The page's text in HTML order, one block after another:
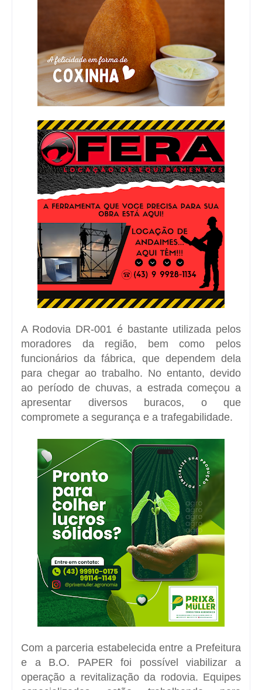
A Rodovia DR-001 é bastante utilizada pelos
moradores da região, bem como pelos
funcionários da fábrica, que dependem dela
para chegar ao trabalho. No entanto, devido
ao período de chuvas, a estrada começou a
apresentar diversos buracos, o que
compromete a segurança e a trafegabilidade.
Com a parceria estabelecida entre a Prefeitura
e a B.O. PAPER foi possível viabilizar a
operação a revitalização da rodovia. Equipes